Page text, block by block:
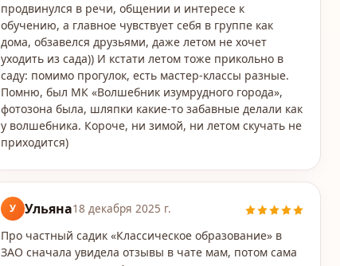
продвинулся в речи, общении и интересе к
обучению, а главное чувствует себя в группе как
дома, обзавелся друзьями, даже летом не хочет
уходить из сада)) И кстати летом тоже прикольно в
саду: помимо прогулок, есть мастер-классы разные.
Помню, был МК «Волшебник изумрудного города»,
фотозона была, шляпки какие-то забавные делали как
у волшебника. Короче, ни зимой, ни летом скучать не
приходится)
У Ульяна18 декабря 2025 г.
Про частный садик «Классическое образование» в
ЗАО сначала увидела отзывы в чате мам, потом сама